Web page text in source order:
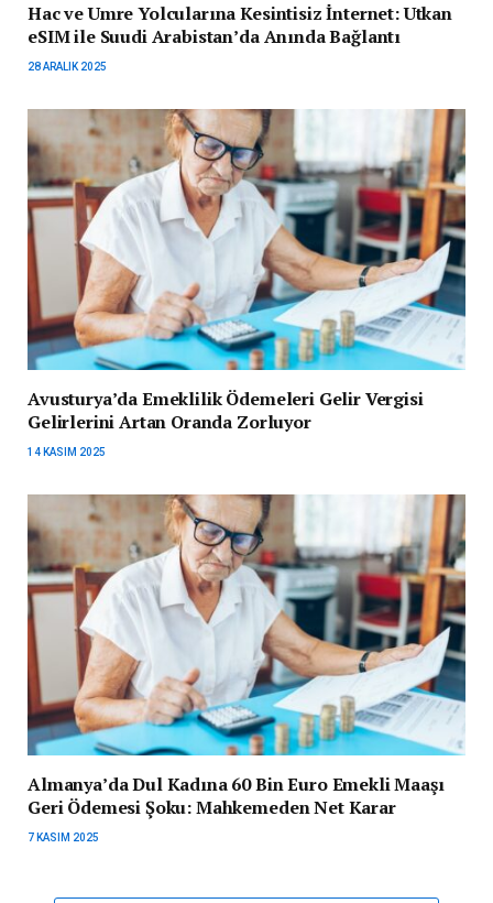
Hac ve Umre Yolcularına Kesintisiz İnternet: Utkan
eSIM ile Suudi Arabistan’da Anında Bağlantı
28 ARALIK 2025
Avusturya’da Emeklilik Ödemeleri Gelir Vergisi
Gelirlerini Artan Oranda Zorluyor
14 KASIM 2025
Almanya’da Dul Kadına 60 Bin Euro Emekli Maaşı
Geri Ödemesi Şoku: Mahkemeden Net Karar
7 KASIM 2025